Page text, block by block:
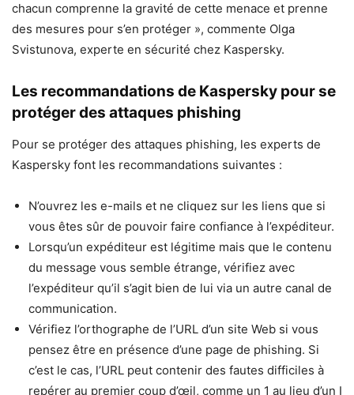
chacun comprenne la gravité de cette menace et prenne
des mesures pour s’en protéger », commente Olga
Svistunova, experte en sécurité chez Kaspersky.
Les recommandations de Kaspersky pour se
protéger des attaques phishing
Pour se protéger des attaques phishing, les experts de
Kaspersky font les recommandations suivantes :
N’ouvrez les e-mails et ne cliquez sur les liens que si
vous êtes sûr de pouvoir faire confiance à l’expéditeur.
Lorsqu’un expéditeur est légitime mais que le contenu
du message vous semble étrange, vérifiez avec
l’expéditeur qu’il s’agit bien de lui via un autre canal de
communication.
Vérifiez l’orthographe de l’URL d’un site Web si vous
pensez être en présence d’une page de phishing. Si
c’est le cas, l’URL peut contenir des fautes difficiles à
repérer au premier coup d’œil, comme un 1 au lieu d’un I